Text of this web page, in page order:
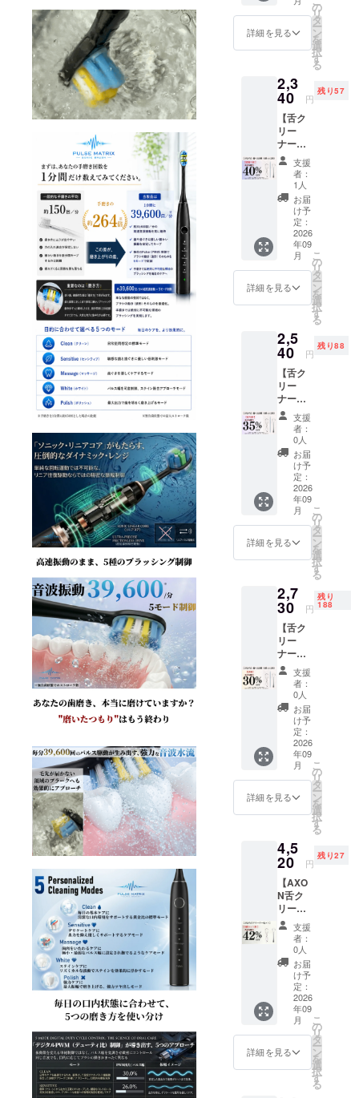
円（税
込・送
料当社
負担）
■ お届
Pulse
MATRIX
SonicB
rush専
用ブラ
シ × 4 ※
本体は
付属し
ており
ません
専用ブ
ラシの
みで
す。 ■
一般販
売予定
価格
MATRIX
ラシ 4
本セッ
ト
2.500円
（税
込） 本
製品の
一般販
売は
2027年
度中を
予定し
ており
ます。
詳細を見る
の
リ
タ
ー
ン
を
選
択
す
る
2,3
40 円
残り57
【舌ク
リー
ナー単
品】
AXON
選べる1
種（※2
本セッ
トでは
ありま
せん）
一般販
売予定
価格
3,900円
→
F 2,340
円（税
込・送
料当社
負担）
■ お届
け内容
(必ずご
確認く
ださい)
本リ
ターン
は、
AXON
シリー
ズ2種の
うち
れか1点
をお届
けする
リター
ンで
す。 2
種セッ
トでは
ござい
ません
ので、
お間違
えのな
いよう
ご注意
くださ
い。 ご
選択い
Arc も
しくは
Stream
のいず
れかを1
個お届
けしま
す。 ■
一般販
売予定
価格
Axon
Dual
Arc
3,900円
込）
Axon
支援
者：
1人
お届
け予
定：
2026
年09
月
詳細を見る
こ
の
リ
タ
ー
ン
を
選
択
す
る
2,5
40 円
残り88
【舌ク
リー
ナー単
品】
AXON
選べる1
種（※2
本セッ
トでは
ありま
せん）
一般販
売予定
価格
3,900円
→
F 2,540
円（税
込・送
料当社
負担）
■ お届
け内容
(必ずご
確認く
ださい)
本リ
ターン
は、
AXON
シリー
ズ2種の
うち
れか1点
をお届
けする
リター
ンで
す。 2
種セッ
トでは
ござい
ません
ので、
お間違
えのな
いよう
ご注意
くださ
い。 ご
選択い
支援
者：
0人
お届
け予
定：
2026
年09
月
詳細を見る
こ
の
リ
タ
ー
ン
を
選
択
す
る
2,7
30 円
残り
188
【舌ク
リー
ナー単
品】
AXON
選べる1
種（※2
本セッ
トでは
ありま
せん）
一般販
売予定
価格
3,900円
→
F 2,730
円（税
込・送
料当社
負担）
■ お届
け内容
(必ずご
確認く
ださい)
本リ
ターン
は、
AXON
シリー
ズ2種の
うち
れか1点
支援
者：
0人
お届
け予
定：
2026
年09
月
詳細を見る
こ
の
リ
タ
ー
ン
を
選
択
す
る
4,5
20 円
残り27
【AXO
N舌ク
リー
ナー
セッ
ト】 一
般販売
予定価
7,800円
42％OF
F 4.520,
円（税
込・送
料当社
支援
者：
0人
お届
け予
定：
2026
年09
月
詳細を見る
こ
の
リ
タ
ー
ン
を
選
択
す
る